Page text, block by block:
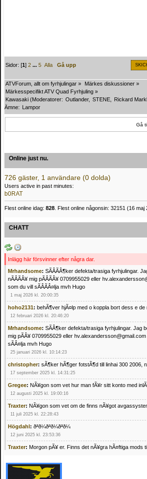
Sidor: [1]2 ...5 Alla
Gå upp
ATVForum, allt om fyrhjulingar » Märkes diskussioner »
Märkesspecifikt ATV Quad Fyrhjuling »
Kawasaki (Moderatorer: Outlander, STENE Rickard
Ämne: Lampor
Gå
Online just nu.
726 gäster, 1 användare (0 dolda)
Users active in past minutes:
b0RAT
Flest online idag: 828 . Flest online någonsin: 32151 (16
CHATT
Inlägg här försvinner efter några dar.
Mrhandsome: SÃÂÃÂ¶ker defekta/trasiga fyrhjulingar.
nÃÂÃÂ¥ mig pÃÂÃÂ¥ 0709955029 eller
som du vill sÃÂÃÂ¤lja mvh Hugo
1 maj 2026 kl. 20:00:35
hoho2131: behÃ¶ver hjÃ¤lp med o koppla bort dess e de
12 februari 2026 kl. 20:46:20
Mrhandsome: SÃÂ¶ker defekta/trasiga fyrhjulingar. Jag
mig pÃÂ¥ 0709955029 eller
sÃÂ¤lja mvh Hugo
25 januari 2026 kl. 10:14:23
christopher: sÃ¶ker hÃ¶ger fotstÃ¶d till linhai 300 2006,
17 september 2025 kl. 14:31:25
Gregee: NÃ¥gon som vet hur man fÃ¥r sitt konto med
12 augusti 2025 kl. 19:00:16
Traxter: NÃ¥gon som vet om de finns nÃ¥got
11 juli 2025 kl. 22:28:43
Högdahl: ðªð¼ðªð¼ðªð¼
12 juni 2025 kl. 23:53:36
Traxter: Morgon pÃ¥ er. Finns det nÃ¥gra hÃ¤ftiga mods
Mrhandsome:SÃ¶ker defekta/trasiga fyrhjulingar. Jag
pÃ¥ 0709955029 eller hv.alexandersson@gmail.com ifall